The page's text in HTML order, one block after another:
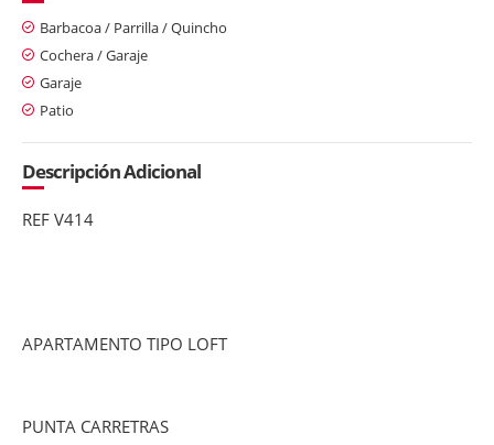
Barbacoa / Parrilla / Quincho
Cochera / Garaje
Garaje
Patio
Descripción Adicional
REF V414
APARTAMENTO TIPO LOFT
PUNTA CARRETRAS